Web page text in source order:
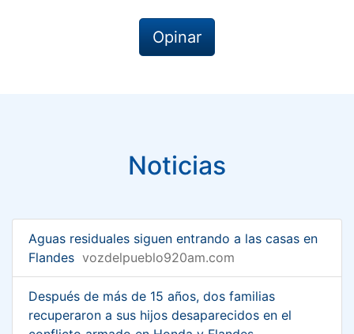
Opinar
Noticias
Aguas residuales siguen entrando a las casas en
Flandes vozdelpueblo920am.com
Después de más de 15 años, dos familias
recuperaron a sus hijos desaparecidos en el